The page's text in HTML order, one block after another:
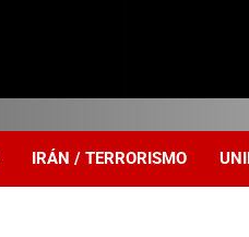
IRÁN / TERRORISMO